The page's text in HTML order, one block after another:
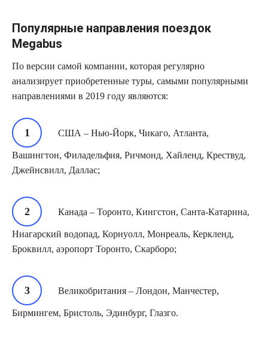
Популярные направления поездок
Megabus
По версии самой компании, которая регулярно
анализирует приобретенные туры, самыми популярными
направлениями в 2019 году являются:
США – Нью-Йорк, Чикаго, Атланта,
Вашингтон, Филадельфия, Ричмонд, Хайленд, Крествуд,
Джейнсвилл, Даллас;
Канада – Торонто, Кингстон, Санта-Катарина,
Ниагарский водопад, Корнуолл, Монреаль, Керкленд,
Броквилл, аэропорт Торонто, Скарборо;
Великобритания – Лондон, Манчестер,
Бирмингем, Бристоль, Эдинбург, Глазго.